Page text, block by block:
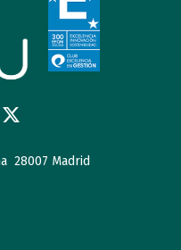
28007 Madrid